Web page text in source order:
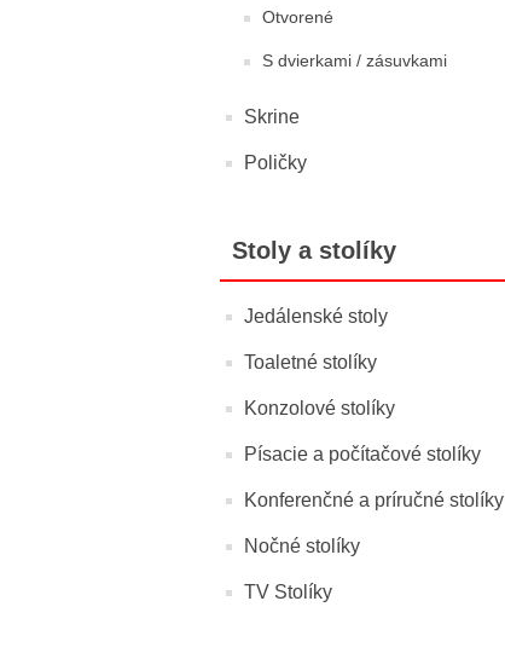
Otvorené
S dvierkami / zásuvkami
Skrine
Poličky
Stoly a stolíky
Jedálenské stoly
Toaletné stolíky
Konzolové stolíky
Písacie a počítačové stolíky
Konferenčné a príručné stolíky
Nočné stolíky
TV Stolíky